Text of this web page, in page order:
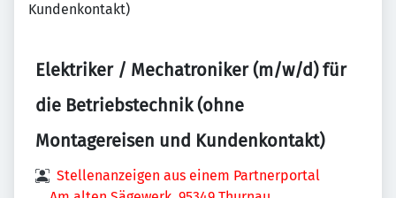
Kundenkontakt)
Elektriker / Mechatroniker (m/w/d) für
die Betriebstechnik (ohne
Montagereisen und Kundenkontakt)
Stellenanzeigen aus einem Partnerportal